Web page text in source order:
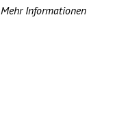
Mehr Informationen